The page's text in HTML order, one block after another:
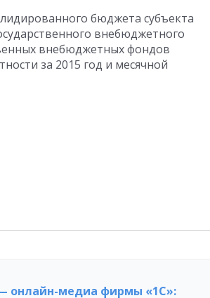
бюджета субъекта
внебюджетного
внебюджетных фондов
за 2015 год и месячной
онлайн-медиа фирмы «1С»: